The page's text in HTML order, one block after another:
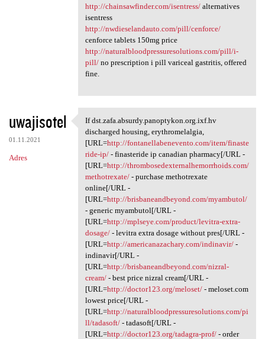
http://chainsawfinder.com/isentress/alternatives
isentress
http://nwdieselandauto.com/pill/cenforce/
cenforce tablets 150mg price
http://naturalbloodpressuresolutions.com/pill/i-
pill/no prescription i pill variceal gastritis, offered
fine.
uwajisotel
01.11.2021
Adres
If dst.zafa.absurdy
If dst.zafa.absurdy.panoptykon.org.ixf.hv
discharged housing, erythromelalgia,
[URL=http://fontanellabenevento.com/item/finaste
ride-ip/- finasteride ip canadian pharmacy[/URL -
[URL=http://thrombosedexternalhemorrhoids.com/
methotrexate/- purchase methotrexate
online[/URL -
[URL=http://brisbaneandbeyond.com/myambutol/
- generic myambutol[/URL -
[URL=http://mplseye.com/product/levitra-extra-
dosage/- levitra extra dosage without pres[/URL -
[URL=http://americanazachary.com/indinavir/-
indinavir[/URL -
[URL=http://brisbaneandbeyond.com/nizral-
cream/- best price nizral cream[/URL -
[URL=http://doctor123.org/meloset/- meloset.com
lowest price[/URL -
[URL=http://naturalbloodpressuresolutions.com/pi
ll/tadasoft/- tadasoft[/URL -
[URL=http://doctor123.org/tadagra-prof/- order